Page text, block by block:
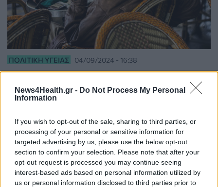
News4Health.gr - Do Not Process My Personal
Information
If you wish to opt-out of the sale, sharing to third parties, or
processing of your personal or sensitive information for
targeted advertising by us, please use the below opt-out
section to confirm your selection. Please note that after your
opt-out request is processed you may continue seeing
interest-based ads based on personal information utilized by
us or personal information disclosed to third parties prior to
ΠΟΛΙΤΙΚΉ ΥΓΕΊΑΣ 04/09/2024 - 16:38
Κέντρο Ημερήσιας Φροντίδας Ηλικιωμένων
δημιουργεί ο Δήμος Αθηναίων